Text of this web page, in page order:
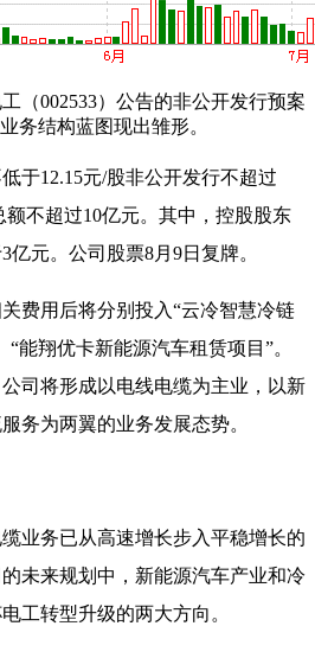
（002533）公告的非公开发行预案
务结构蓝图现出雏形。
于12.15元/股非公开发行不超过
额不超过10亿元。其中，控股股东
元。公司股票8月9日复牌。
费用后将分别投入“云冷智慧冷链
“能翔优卡新能源汽车租赁项目”。
司将形成以电线电缆为主业，以新
务为两翼的业务发展态势。
业务已从高速增长步入平稳增长的
未来规划中，新能源汽车产业和冷
工转型升级的两大方向。